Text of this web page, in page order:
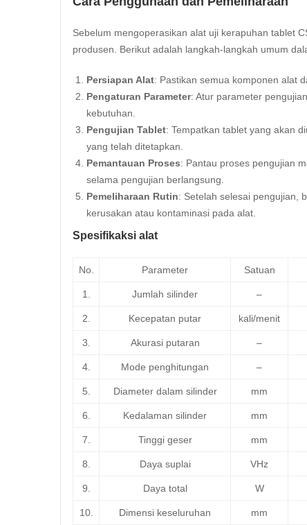
Sebelum mengoperasikan alat uji kerapuhan tablet
produsen. Berikut adalah langkah-langkah umum
Persiapan Alat: Pastikan semua komponen alat
Pengaturan Parameter: Atur parameter
kebutuhan.
Pengujian Tablet: Tempatkan tablet yang akan
yang telah ditetapkan.
Pemantauan Proses: Pantau proses pengujian
selama pengujian berlangsung.
Pemeliharaan Rutin: Setelah selesai pengujian,
kerusakan atau kontaminasi pada alat.
Spesifikaksi alat
No. Parameter Satuan
1. Jumlah silinder –
2. Kecepatan putar kali/menit
3. Akurasi putaran –
4. Mode penghitungan –
5. Diameter dalam silinder mm
6. Kedalaman silinder mm
7. Tinggi geser mm
8. Daya suplai VHz
9. Daya total W
10. Dimensi keseluruhan mm